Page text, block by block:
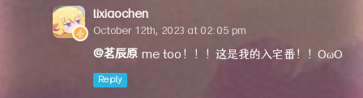
lixiaochen
October 12th, 2023 at 02:05 pm
@茗辰原 me too！！！这是我的入宅番！！OωO
Reply